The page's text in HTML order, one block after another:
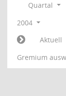
Quartal
2004
Aktuell
Gremium